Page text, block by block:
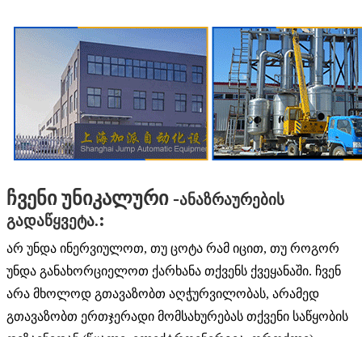
ჩვენი უნიკალური -ანაზრაურების
გადაწყვეტა.:
არ უნდა ინერვიულოთ, თუ ცოტა რამ იცით, თუ როგორ
უნდა განახორციელოთ ქარხანა თქვენს ქვეყანაში. ჩვენ
არა მხოლოდ გთავაზობთ აღჭურვილობას, არამედ
გთავაზობთ ერთჯერადი მომსახურებას თქვენი საწყობის